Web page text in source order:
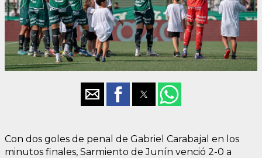
Con dos goles de penal de Gabriel Carabajal en los
minutos finales, Sarmiento de Junín venció 2-0 a